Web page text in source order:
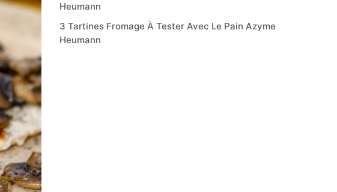
Heumann
3 Tartines Fromage À Tester Avec Le Pain Azyme
Heumann